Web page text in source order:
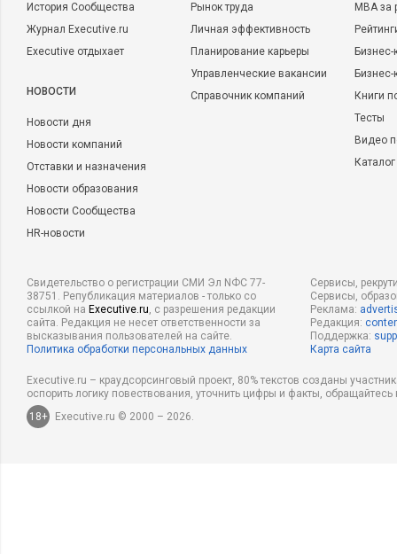
История Сообщества
Журнал Executive.ru
Executive отдыхает
НОВОСТИ
Новости дня
Новости компаний
Отставки и назначения
Новости образования
Новости Сообщества
HR-новости
Рынок труда
Личная эффективность
Планирование карьеры
Управленческие вакансии
Справочник компаний
MBA
Бизнес-
Книги
Тесты
Видео
Свидетельство о регистрации СМИ Эл NФС 77-
38751. Републикация материалов - только со
ссылкой на Executive.ru, с разрешения редакции
сайта. Редакция не несет ответственности за
высказывания пользователей на сайте.
Политика обработки персональных данных
Сервисы,
Сервисы,
Реклама:
Редакция:
Поддержка:
Карта сайта
Executive.ru – краудсорсинговый проект, 80% текстов созданы
оспорить логику повествования, уточнить цифры и факты,
18+
Executive.ru © 2000 – 2026.